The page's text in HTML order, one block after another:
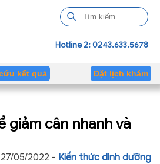
ì
m
h
Hotline 2: 0243.633.5678
kết quả Đặt lịch khám
giảm cân nhanh và
27/05/2022 - Kiến thức dinh dưỡng